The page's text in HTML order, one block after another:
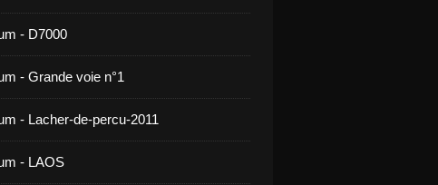
- D7000
- Grande voie n°1
- Lacher-de-percu-2011
- LAOS